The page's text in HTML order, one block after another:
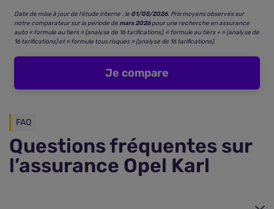
Date de mise à jour de l’étude interne : le 01/05/2026. Prix moyens observés sur
notre comparateur sur la période demars 2026pour une recherche en assurance
auto « formule au tiers » (analyse de 16 tarifications), « formule au tiers + » (analyse de
16 tarifications) et « formule tous risques » (analyse de 16 tarifications).
Je compare
FAQ
Questions fréquentes sur
l’assurance Opel Karl